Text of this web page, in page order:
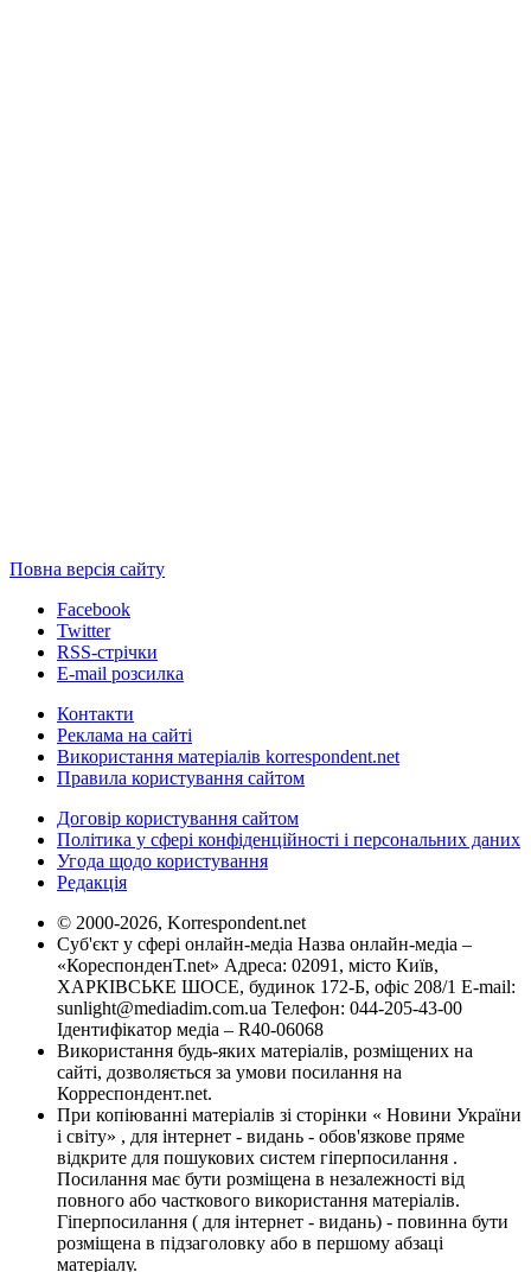
Повна версія сайту
Facebook
Twitter
RSS-стрічки
E-mail розсилка
Контакти
Реклама на сайті
Використання матеріалів korrespondent.net
Правила користування сайтом
Договір користування сайтом
Політика у сфері конфіденційності і персональних даних
Угода щодо користування
Редакція
© 2000-2026, Korrespondent.net
Суб'єкт у сфері онлайн-медіа Назва онлайн-медіа –
«КореспонденТ.net» Адреса: 02091, місто Київ,
ХАРКІВСЬКЕ ШОСЕ, будинок 172-Б, офіс 208/1 E-mail:
sunlight@mediadim.com.ua Телефон: 044-205-43-00
Ідентифікатор медіа – R40-06068
Використання будь-яких матеріалів, розміщених на
сайті, дозволяється за умови посилання на
Корреспондент.net.
При копіюванні матеріалів зі сторінки « Новини України
і світу» , для інтернет - видань - обов'язкове пряме
відкрите для пошукових систем гіперпосилання .
Посилання має бути розміщена в незалежності від
повного або часткового використання матеріалів.
Гіперпосилання ( для інтернет - видань) - повинна бути
розміщена в підзаголовку або в першому абзаці
матеріалу.